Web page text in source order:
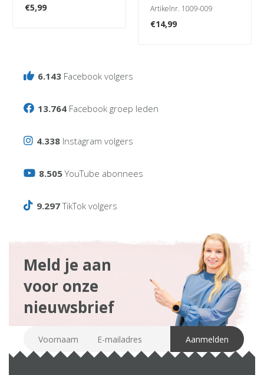
€5,99 Artikelnr. 1009-009
€14,99
6.143 Facebook volgers
13.764 Facebook groep leden
4.338 Instagram volgers
8.505YouTube abonnees
9.297TikTok volgers
Meld je aan
voor onze
nieuwsbrief